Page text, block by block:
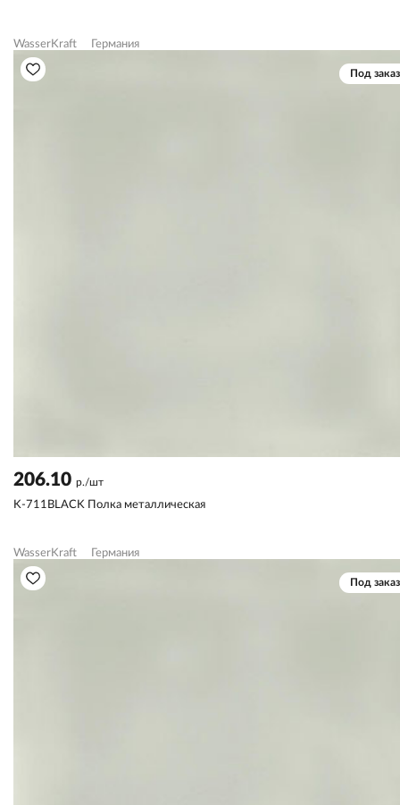
WasserKraft Германия
Под заказ
206.10 р./шт
K-711BLACK Полка металлическая
WasserKraft Германия
Под заказ